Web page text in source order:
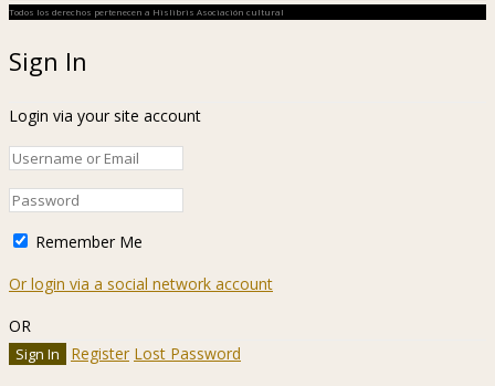
Todos los derechos pertenecen a Hislibris Asociación cultural
Sign In
Login via your site account
Remember Me
Or login via a social network account
OR
Register Lost Password